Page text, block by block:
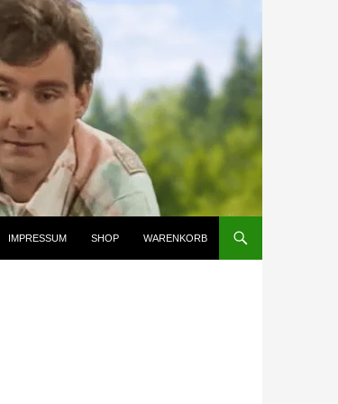
IMPRESSUM SHOP WARENKORB